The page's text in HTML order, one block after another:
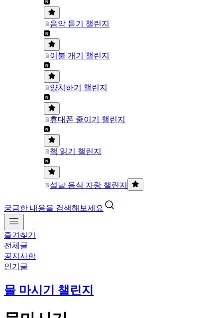
음악 듣기 챌린지
이불 개기 챌린지
양치하기 챌린지
휴대폰 줄이기 챌린지
책 읽기 챌린지
설날 음식 자랑 챌린지
궁금한 내용을 검색해보세요
즐겨찾기
전체글
공지사항
인기글
물 마시기 챌린지